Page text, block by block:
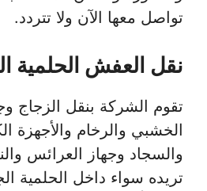
تواصل معها الآن ولا تتردد.
نقل العفش الحلمية
تقوم الشركة بنقل الزجاج
الخشبي والرخام والأجهزة
والسجاد وجهاز العرائس
تريده سواء داخل الحلمية